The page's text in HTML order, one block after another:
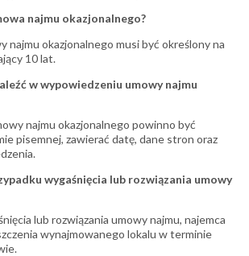
najmu okazjonalnego?
najmu okazjonalnego musi być określony na
10 lat.
w wypowiedzeniu umowy najmu
najmu okazjonalnego powinno być
pisemnej, zawierać datę, dane stron oraz
wygaśnięcia lub rozwiązania umowy
lub rozwiązania umowy najmu, najemca
wynajmowanego lokalu w terminie